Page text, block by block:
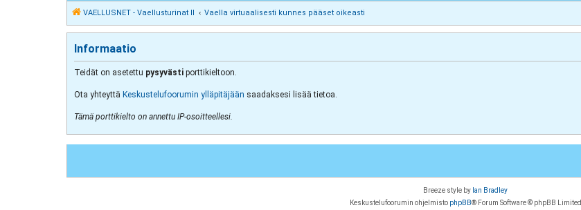
VAELLUSNET - Vaellusturinat II Vaella virtuaalisesti kunnes pääset oikeasti
Informaatio
Teidät on asetettu pysyvästi porttikieltoon.
Ota yhteyttä Keskustelufoorumin ylläpitäjään saadaksesi lisää tietoa.
Tämä porttikielto on annettu IP-osoitteellesi.
Breeze style by Ian Bradley
Keskustelufoorumin ohjelmisto phpBB® Forum Software © phpBB Limited